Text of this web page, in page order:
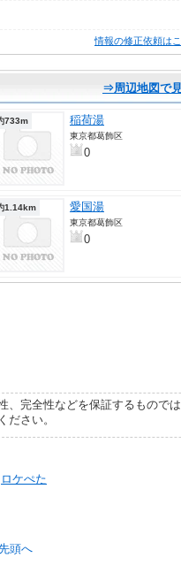
情報の修正依頼は
⇒周辺地図で
733m 稲荷湯
東京都葛飾区
0
1.14km 愛国湯
東京都葛飾区
0
完全性などを保証するものでは
さい。
ロケぺた
頭へ